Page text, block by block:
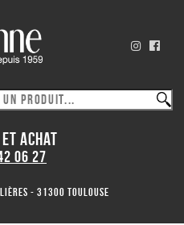
ACHAT
06 27
- 31300 toulouse